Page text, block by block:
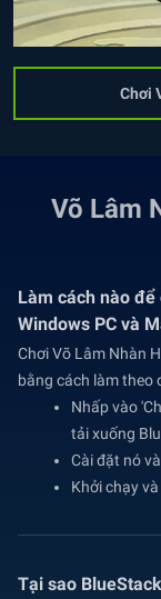
Chơi
Võ Lâm
Làm cách nào để
Windows PC và
Chơi Võ Lâm Nhàn
bằng cách làm theo
Nhấp vào
tải xuống
Cài đặt nó
Khởi chạy
Tại sao